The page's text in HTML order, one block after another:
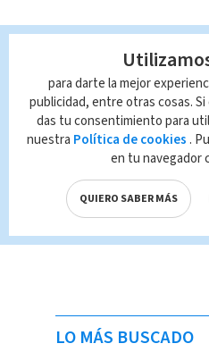
LO MÁS BUSCADO
para darte la mejor
publicidad, entre otras cosas.
das tu consentimiento para
nuestra Política de cookies .
en tu navegador
QUIERO SABER MÁS